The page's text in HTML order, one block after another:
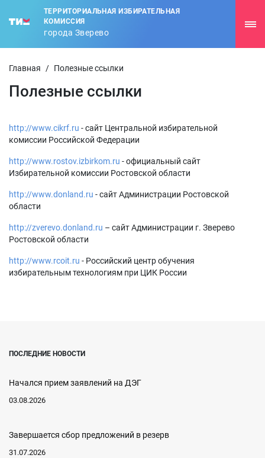
ТЕРРИТОРИАЛЬНАЯ ИЗБИРАТЕЛЬНАЯ
КОМИССИЯ
города Зверево
Главная / Полезные ссылки
Полезные ссылки
http://www.cikrf.ru - сайт Центральной избирательной
комиссии Российской Федерации
http://www.rostov.izbirkom.ru - официальный сайт
Избирательной комиссии Ростовской области
http://www.donland.ru - сайт Администрации Ростовской
области
http://zverevo.donland.ru – сайт Администрации г. Зверево
Ростовской области
http://www.rcoit.ru - Российский центр обучения
избирательным технологиям при ЦИК России
ПОСЛЕДНИЕ НОВОСТИ
Начался прием заявлений на ДЭГ
03.08.2026
Завершается сбор предложений в резерв
31.07.2026